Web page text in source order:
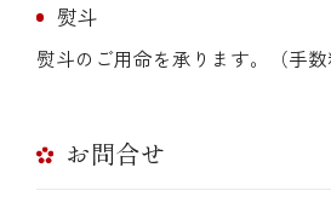
熨斗
熨斗のご用命を承ります。（手数
お問合せ